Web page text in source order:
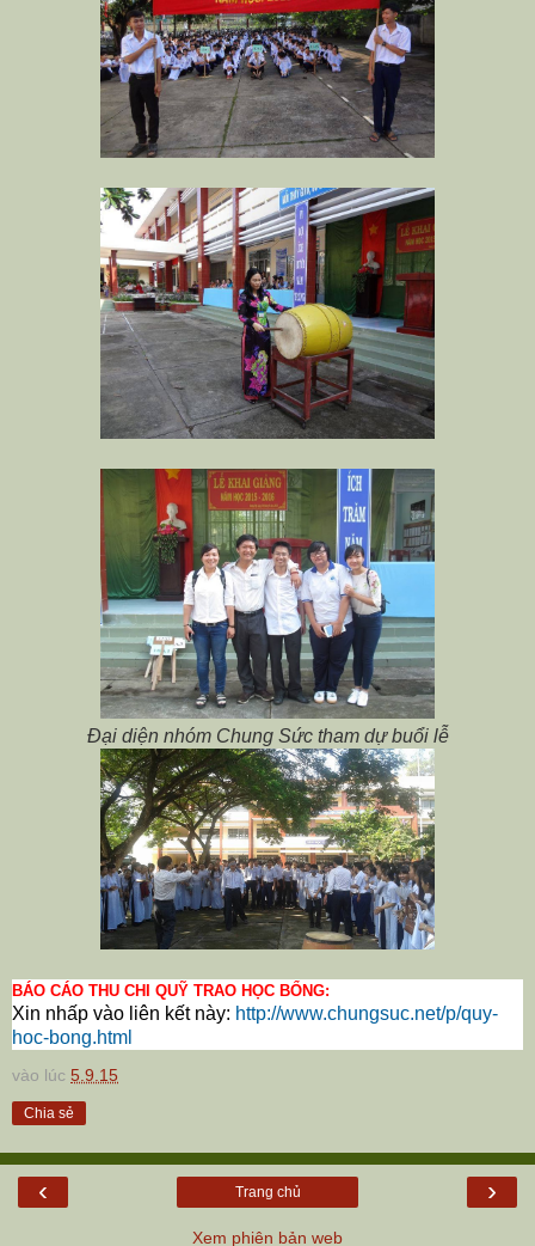
Đại diện nhóm Chung Sức tham dự buổi lễ
BÁO CÁO THU CHI QUỸ TRAO HỌC BỔNG:
Xin nhấp vào liên kết này: http://www.chungsuc.net/p/quy-
hoc-bong.html
vào lúc 5.9.15
Chia sẻ
‹ ›
Trang chủ
Xem phiên bản web